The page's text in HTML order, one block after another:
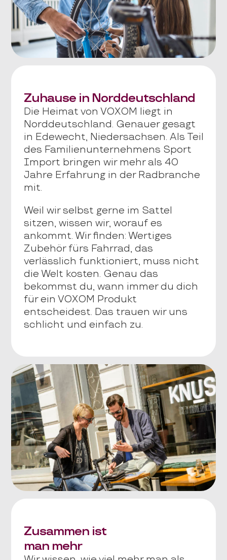
Zuhause in Norddeutschland
Die Heimat von VOXOM liegt in
Norddeutschland. Genauer gesagt
in Edewecht, Niedersachsen. Als Teil
des Familienunternehmens Sport
Import bringen wir mehr als 40
Jahre Erfahrung in der Radbranche
mit.
Weil wir selbst gerne im Sattel
sitzen, wissen wir, worauf es
ankommt. Wir finden: Wertiges
Zubehör fürs Fahrrad, das
verlässlich funktioniert, muss nicht
die Welt kosten. Genau das
bekommst du, wann immer du dich
für ein VOXOM Produkt
entscheidest. Das trauen wir uns
schlicht und einfach zu.
Zusammen ist
man mehr